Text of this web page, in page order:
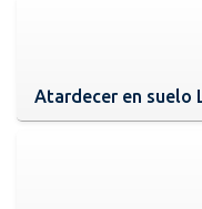
Atardecer en suelo